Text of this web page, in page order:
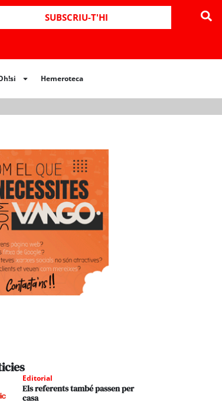
SUBSCRIU-T'HI
Hemeroteca
Hemeroteca
Editorial
Els referents també passen per
casa